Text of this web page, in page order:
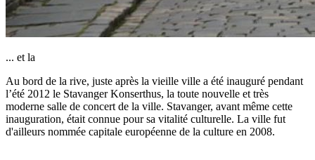
... et la
Au bord de la rive, juste après la vieille ville a été inauguré pendant
l’été 2012 le Stavanger Konserthus, la toute nouvelle et très
moderne salle de concert de la ville. Stavanger, avant même cette
inauguration, était connue pour sa vitalité culturelle. La ville fut
d'ailleurs nommée capitale européenne de la culture en 2008.